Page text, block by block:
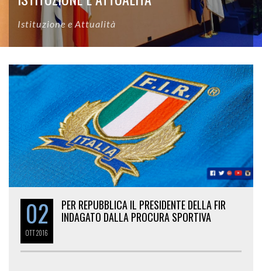
Istituzione e Attualità
02
OTT2016
PER REPUBBLICA IL PRESIDENTE DELLA FIR
INDAGATO DALLA PROCURA SPORTIVA